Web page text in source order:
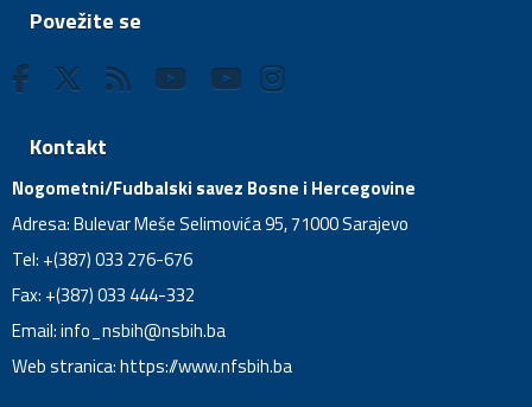
Povežite se
Kontakt
Nogometni/Fudbalski savez Bosne i Hercegovine
Adresa: Bulevar Meše Selimovića 95, 71000 Sarajevo
Tel: +(387) 033 276-676
Fax: +(387) 033 444-332
Email:info_nsbih@nsbih.ba
Web stranica: https://www.nfsbih.ba